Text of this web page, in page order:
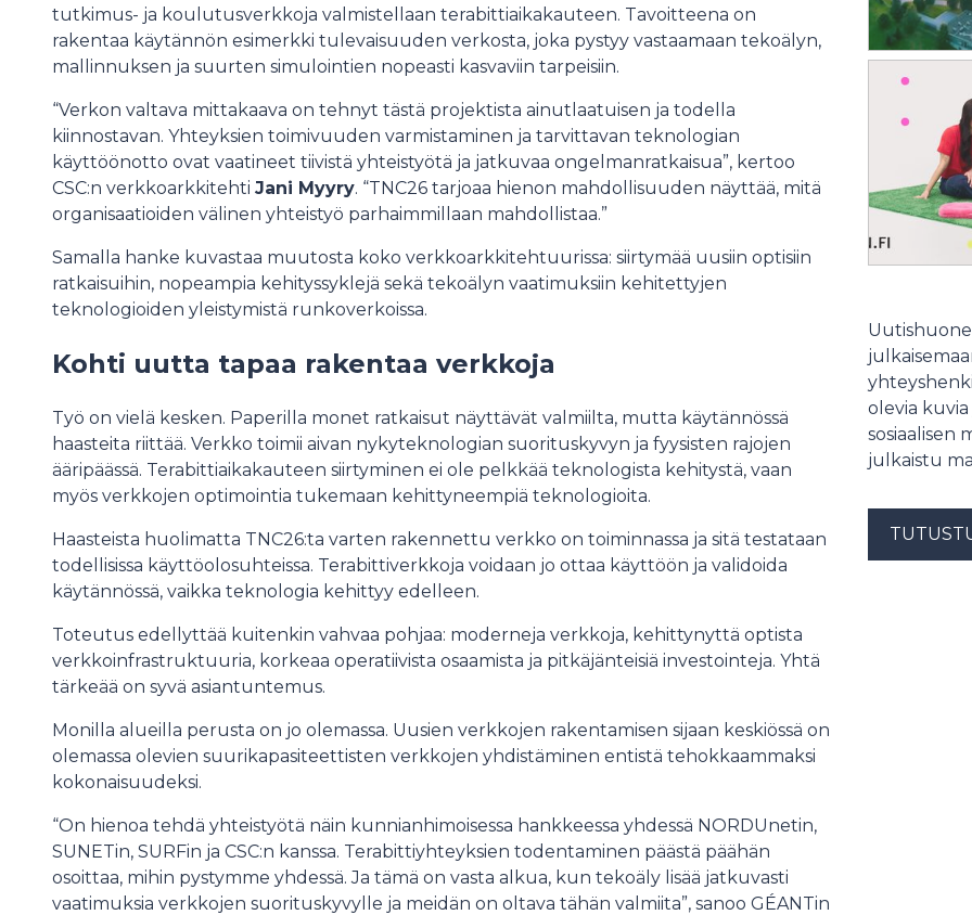
tutkimus- ja koulutusverkkoja valmistellaan terabittiaikakauteen. Tavoitteena on
rakentaa käytännön esimerkki tulevaisuuden verkosta, joka pystyy vastaamaan tekoälyn,
mallinnuksen ja suurten simulointien nopeasti kasvaviin tarpeisiin.
“Verkon valtava mittakaava on tehnyt tästä projektista ainutlaatuisen ja todella
kiinnostavan. Yhteyksien toimivuuden varmistaminen ja tarvittavan teknologian
käyttöönotto ovat vaatineet tiivistä yhteistyötä ja jatkuvaa ongelmanratkaisua”, kertoo
CSC:n verkkoarkkitehti Jani Myyry. “TNC26 tarjoaa hienon mahdollisuuden näyttää, mitä
organisaatioiden välinen yhteistyö parhaimmillaan mahdollistaa.”
Samalla hanke kuvastaa muutosta koko verkkoarkkitehtuurissa: siirtymää uusiin optisiin
ratkaisuihin, nopeampia kehityssyklejä sekä tekoälyn vaatimuksiin kehitettyjen
teknologioiden yleistymistä runkoverkoissa.
Kohti uutta tapaa rakentaa verkkoja
Työ on vielä kesken. Paperilla monet ratkaisut näyttävät valmiilta, mutta käytännössä
haasteita riittää. Verkko toimii aivan nykyteknologian suorituskyvyn ja fyysisten rajojen
ääripäässä. Terabittiaikakauteen siirtyminen ei ole pelkkää teknologista kehitystä, vaan
myös verkkojen optimointia tukemaan kehittyneempiä teknologioita.
Haasteista huolimatta TNC26:ta varten rakennettu verkko on toiminnassa ja sitä testataan
todellisissa käyttöolosuhteissa. Terabittiverkkoja voidaan jo ottaa käyttöön ja validoida
käytännössä, vaikka teknologia kehittyy edelleen.
Toteutus edellyttää kuitenkin vahvaa pohjaa: moderneja verkkoja, kehittynyttä optista
verkkoinfrastruktuuria, korkeaa operatiivista osaamista ja pitkäjänteisiä investointeja. Yhtä
tärkeää on syvä asiantuntemus.
Monilla alueilla perusta on jo olemassa. Uusien verkkojen rakentamisen sijaan keskiössä on
olemassa olevien suurikapasiteettisten verkkojen yhdistäminen entistä tehokkaammaksi
kokonaisuudeksi.
“On hienoa tehdä yhteistyötä näin kunnianhimoisessa hankkeessa yhdessä NORDUnetin,
SUNETin, SURFin ja CSC:n kanssa. Terabittiyhteyksien todentaminen päästä päähän
osoittaa, mihin pystymme yhdessä. Ja tämä on vasta alkua, kun tekoäly lisää jatkuvasti
vaatimuksia verkkojen suorituskyvylle ja meidän on oltava tähän valmiita”, sanoo GÉANTin
olevia
sosiaalisen
julkaistu